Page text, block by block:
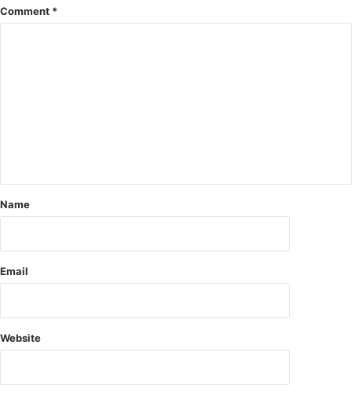
र
मा
अ
पु
ल
-
1
0
ट
Comment *
Name
Email
Website